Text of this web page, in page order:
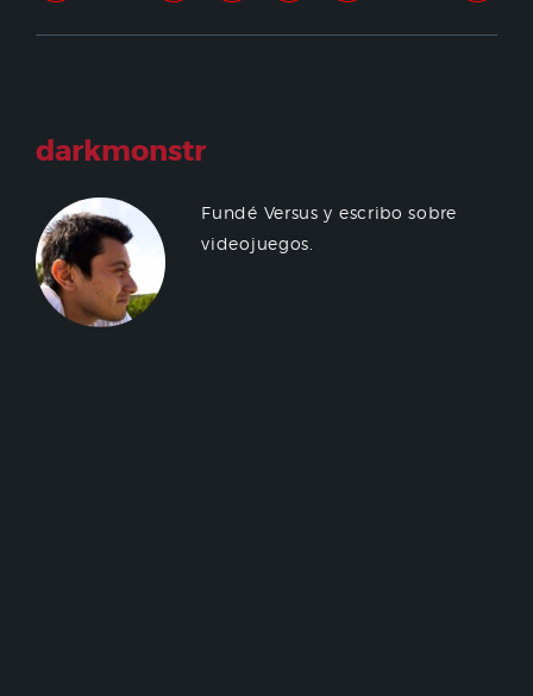
darkmonstr
Fundé Versus y escribo sobre
videojuegos.